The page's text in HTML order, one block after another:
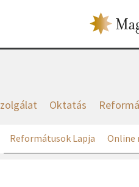
Oktatás
Reformátusok Lapja Online